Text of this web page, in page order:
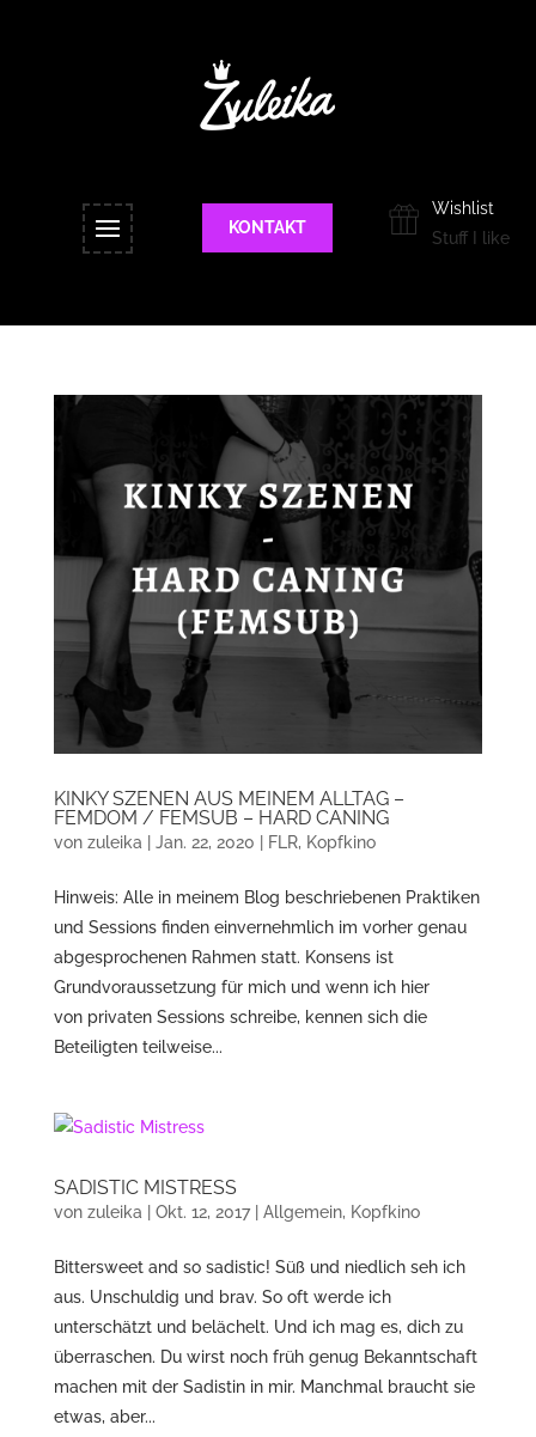
KONTAKT
Wishlist
Stuff I like
KINKY SZENEN AUS MEINEM ALLTAG –
FEMDOM / FEMSUB – HARD CANING
von zuleika| Jan. 22, 2020 FLR, Kopfkino
Hinweis: Alle in meinem Blog beschriebenen Praktiken
und Sessions finden einvernehmlich im vorher genau
abgesprochenen Rahmen statt. Konsens ist
Grundvoraussetzung für mich und wenn ich hier
von privaten Sessions schreibe, kennen sich die
Beteiligten teilweise...
SADISTIC MISTRESS
von zuleika| Okt. 12, 2017| Allgemein, Kopfkino
Bittersweet and so sadistic! Süß und niedlich seh ich
aus. Unschuldig und brav. So oft werde ich
unterschätzt und belächelt. Und ich mag es, dich zu
überraschen. Du wirst noch früh genug Bekanntschaft
machen mit der Sadistin in mir. Manchmal braucht sie
etwas, aber...